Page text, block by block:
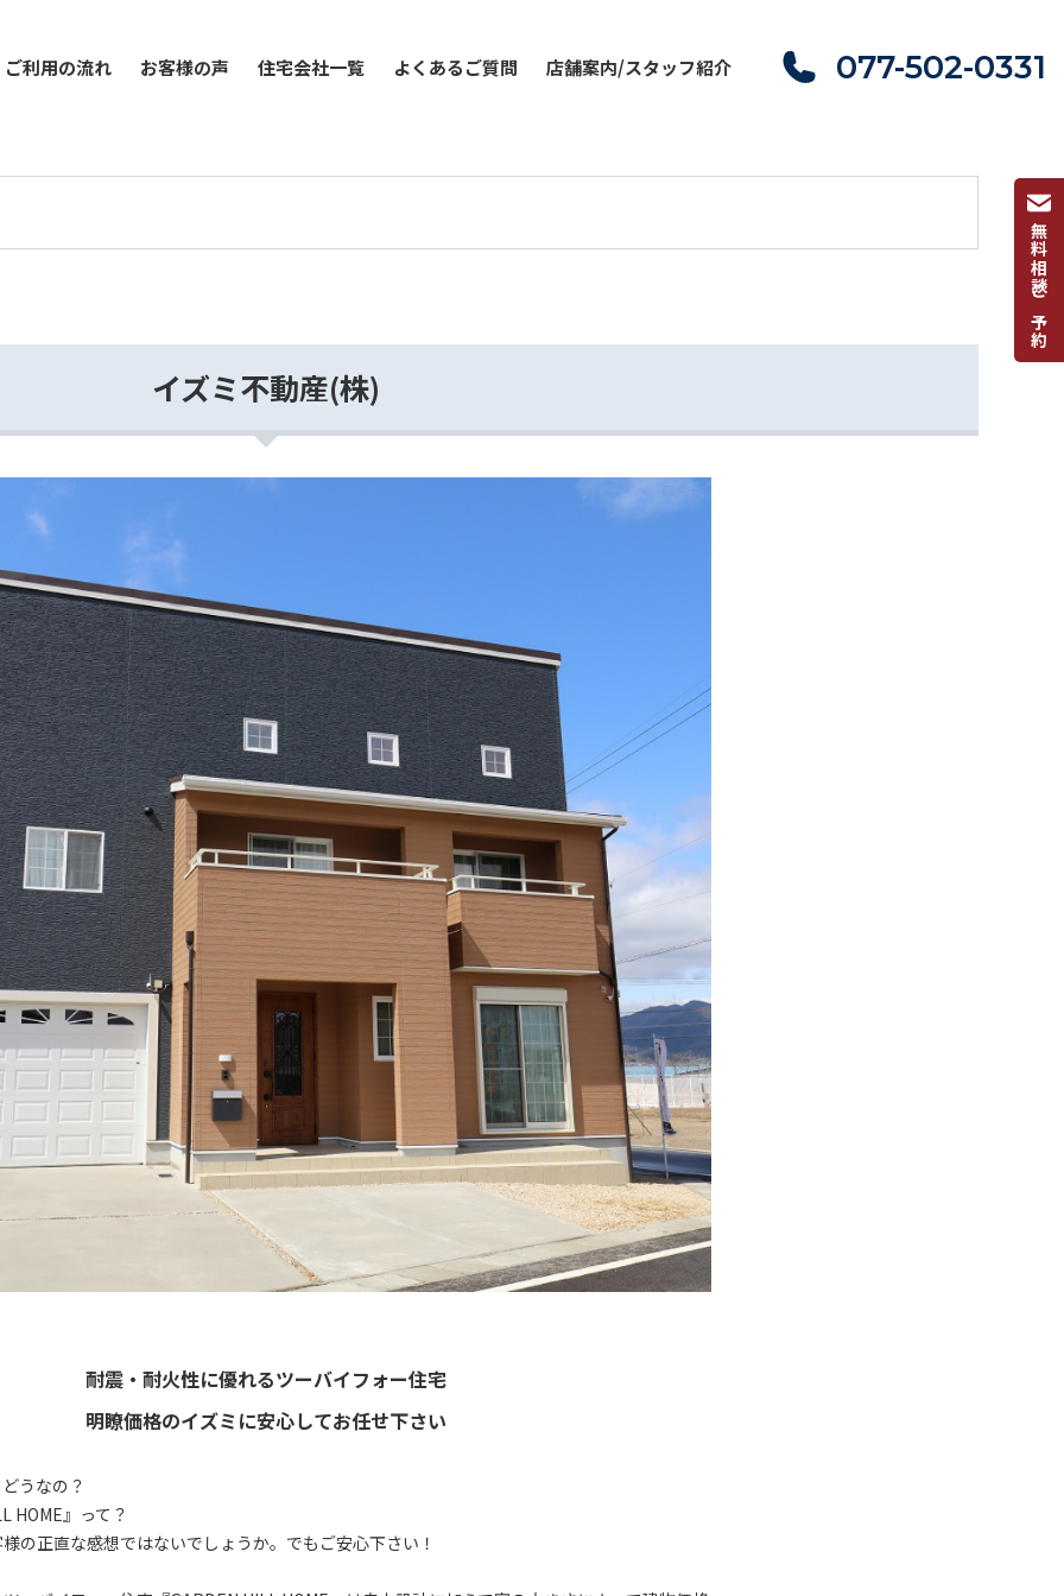
ご利用の流れ お客様の声 住宅会社一覧 よくあるご質問 店舗案内/スタッフ紹介 077-502-0331
無料相談ご予約
イズミ不動産(株)
耐震・耐火性に優れるツーバイフォー住宅
明瞭価格のイズミに安心してお任せ下さい
うなの？
HOME』って？
の正直な感想ではないでしょうか。でもご安心下さい！